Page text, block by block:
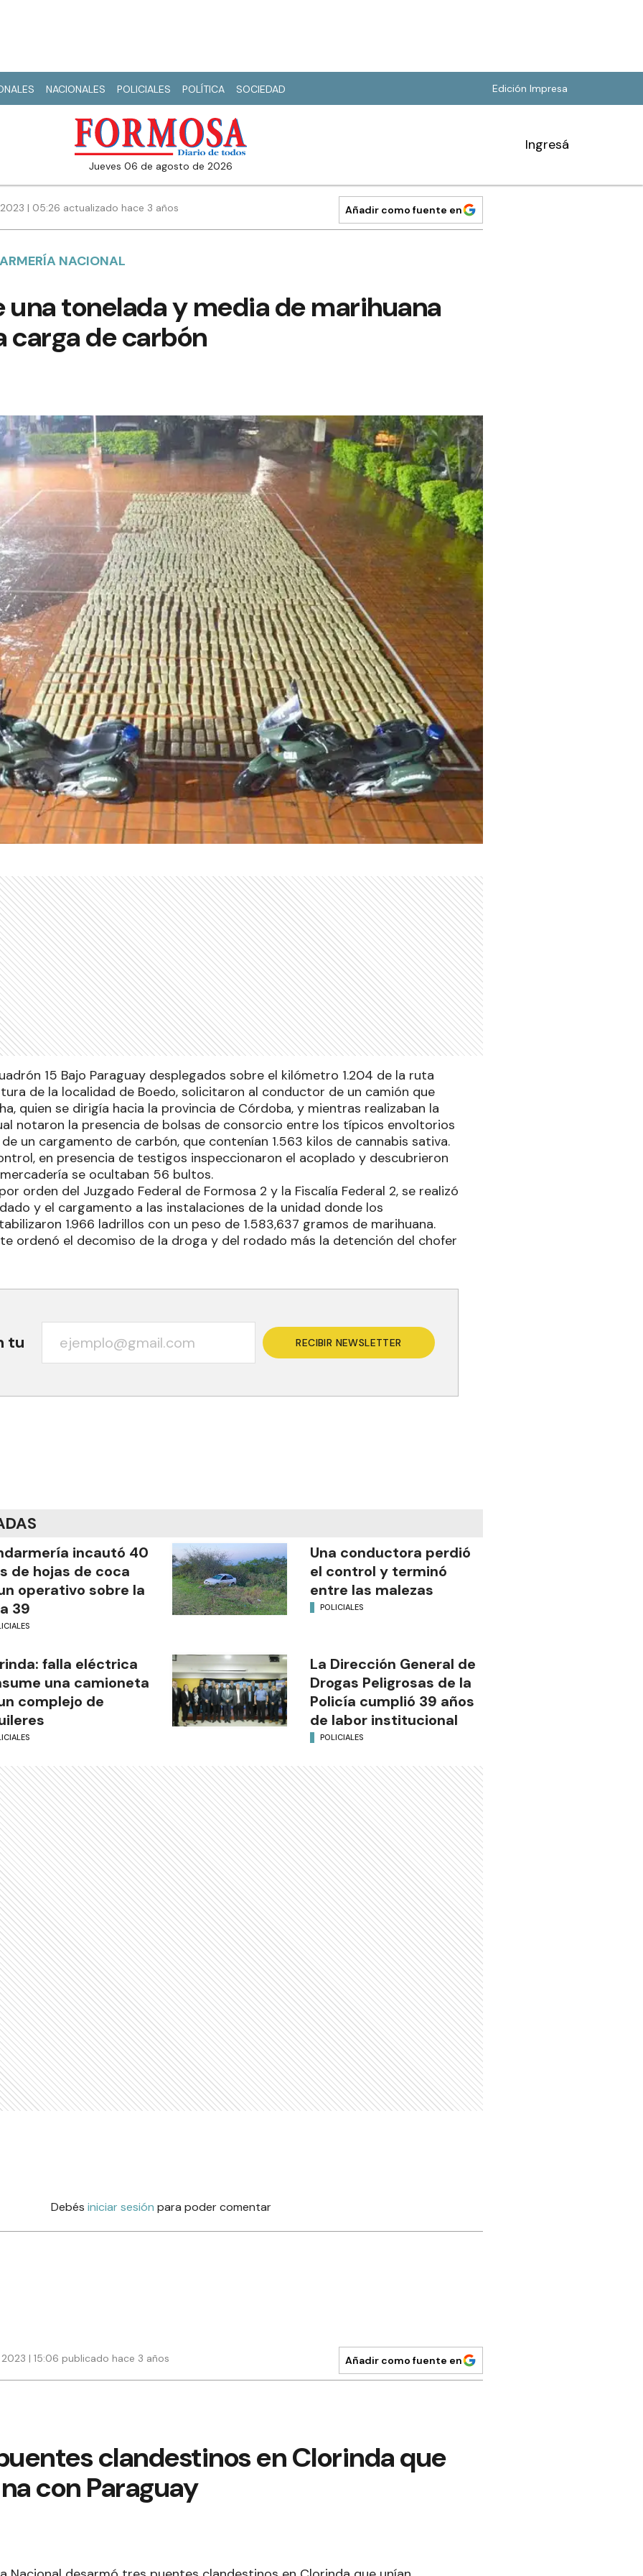
NACIONALES POLICIALES POLÍTICA SOCIEDAD Edición Impresa
jueves 06 de agosto de 2026
Ingresá
| 05:26 actualizado hace 3 años Añadir como fuente en
NACIONAL
una tonelada y media de marihuana
carga de carbón
15 Bajo Paraguay desplegados sobre el kilómetro 1.204 de la ruta
de la localidad de Boedo, solicitaron al conductor de un camión que
quien se dirigía hacia la provincia de Córdoba, y mientras realizaban la
notaron la presencia de bolsas de consorcio entre los típicos envoltorios
un cargamento de carbón, que contenían 1.563 kilos de cannabis sativa.
en presencia de testigos inspeccionaron el acoplado y descubrieron
se ocultaban 56 bultos.
orden del Juzgado Federal de Formosa 2 y la Fiscalía Federal 2, se realizó
y el cargamento a las instalaciones de la unidad donde los
1.966 ladrillos con un peso de 1.583,637 gramos de marihuana.
ordenó el decomiso de la droga y del rodado más la detención del chofer
tu RECIBIR NEWSLETTER
incautó 40
de hojas de coca
operativo sobre la
39
Una conductora perdió
el control y terminó
entre las malezas
POLICIALES
falla eléctrica
una camioneta
complejo de
La Dirección General de
Drogas Peligrosas de la
Policía cumplió 39 años
de labor institucional
POLICIALES
Debés iniciar sesión para poder comentar
| 15:06 publicado hace 3 años Añadir como fuente en
clandestinos en Clorinda que
con Paraguay